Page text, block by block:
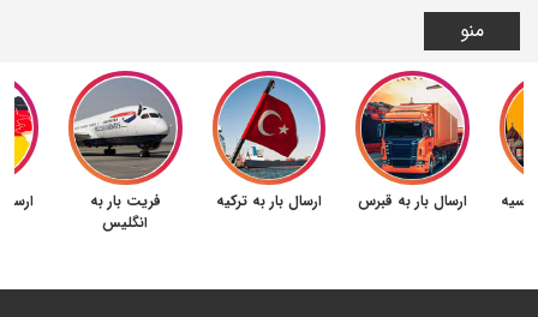
منو
فریت بار به
انگلیس
ارسال بار به ترکیه ارسال بار به قبرس